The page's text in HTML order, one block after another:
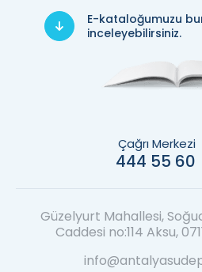
E-kataloğumuzu
inceleyebilirsiniz.
Çağrı Merkezi
444 55 60
Güzelyurt Mahallesi,
Caddesi no:114 Aksu,